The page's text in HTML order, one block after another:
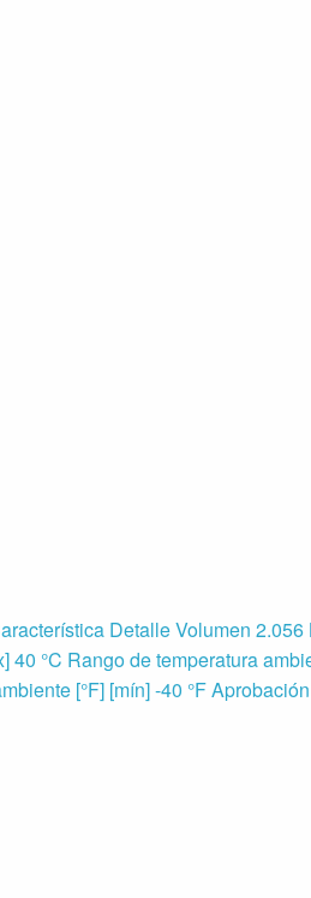
Detalle Volumen
°C Rango de temperatura
[°F] [mín] -40 °F